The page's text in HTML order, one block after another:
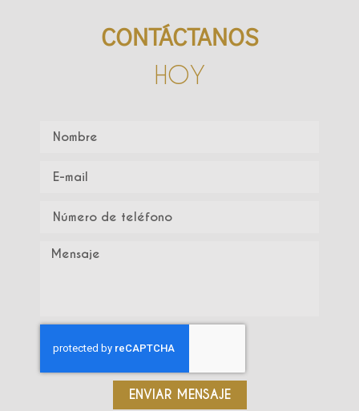
CONTÁCTANOS
HOY
ENVIAR MENSAJE